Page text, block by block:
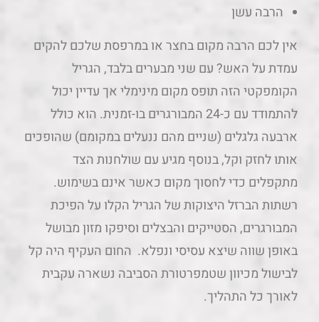
הרבה עשן
אין לכם הרבה מקום בחצר או במרפסת שלכם להקים
עמדת על האש? עם שני מבערים בלבד, הגריל
הקומפקטי הזה תופס מקום מינימלי אך עדיין יכול
להתמודד עם כ-24 המבורגרים בו-זמנית. הוא כולל
ארבעה גלגלים (שניים מהם ננעלים במקומם) שהופכים
אותו לחזק וקל, בנוסף מגיע עם שולחנות הצד
מתקפלים כדי לחסוך מקום כאשר אינם בשימוש.
רשתות הברזל היצוקות של הגריל הקלו על הפיכת
המבורגרים, הסטייקים והבצלים וסיפקו מזון מבושל
באופן שווה שיצא עסיסי ונפלא. החום העקיף היה קל
לבישול מכיוון שטמפרטורת הסביבה נשארה עקבית
לאורך כל התהליך.